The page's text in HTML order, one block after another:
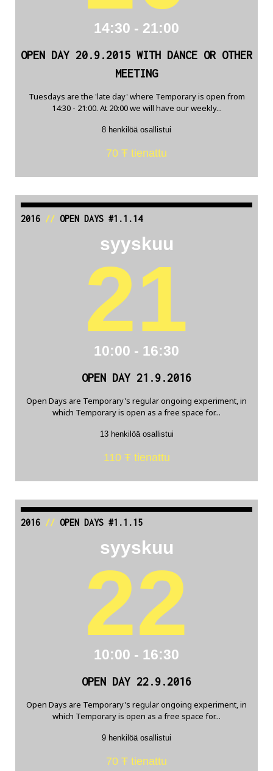
14:30 - 21:00
OPEN DAY 20.9.2015 WITH DANCE OR OTHER
MEETING
Tuesdays are the 'late day' where Temporary is open from
14:30 - 21:00. At 20:00 we will have our weekly...
8 henkilöä osallistui
70 Ŧ tienattu
2016// OPEN DAYS #1.1.14
syyskuu
21
10:00 - 16:30
OPEN DAY 21.9.2016
Open Days are Temporary's regular ongoing experiment, in
which Temporary is open as a free space for...
13 henkilöä osallistui
110 Ŧ tienattu
2016// OPEN DAYS #1.1.15
syyskuu
22
10:00 - 16:30
OPEN DAY 22.9.2016
Open Days are Temporary's regular ongoing experiment, in
which Temporary is open as a free space for...
9 henkilöä osallistui
70 Ŧ tienattu